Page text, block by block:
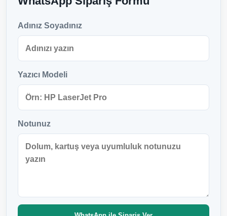
Adınız Soyadınız
Yazıcı Modeli
Notunuz